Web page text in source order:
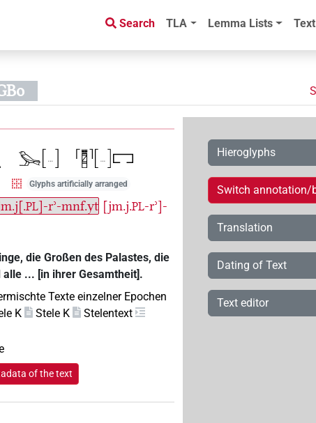
Search TLA Lemma Lists
Glyphs artificially arranged
PL]-rʾ-mnf.yt [jm.j.PL-rʾ]-
die Großen des Palastes, die
... [in ihrer Gesamtheit].
Texte einzelner Epochen
K Stele K
Stelentext
of the text
Hieroglyphs
Switch annotation/
Translation
Dating of Text
Text editor